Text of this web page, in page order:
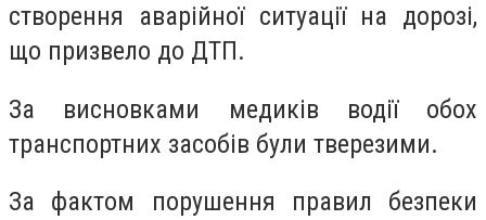
створення аварійної ситуації на дорозі,
що призвело до ДТП.
За висновками медиків водії обох
транспортних засобів були тверезими.
За фактом порушення правил безпеки